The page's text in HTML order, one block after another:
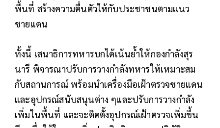
พื้นที่ สร้างความตื่นตัวให้กับประชาชนตามแนว
ชายแดน
ทั้งนี้ เสนาธิการทหารบกได้เน้นย้ำให้กองกำลังสุร
นารี พิจารณาปรับการวางกำลังทหารให้เหมาะสม
กับสถานการณ์ พร้อมนำเครื่องมือเฝ้าตรวจชายแดน
และอุปกรณ์สนับสนุนต่าง ๆและปรับการวางกำลัง
เพิ่มในพื้นที่ และจะติดตั้งอุปกรณ์เฝ้าตรวจเพิ่มขึ้น